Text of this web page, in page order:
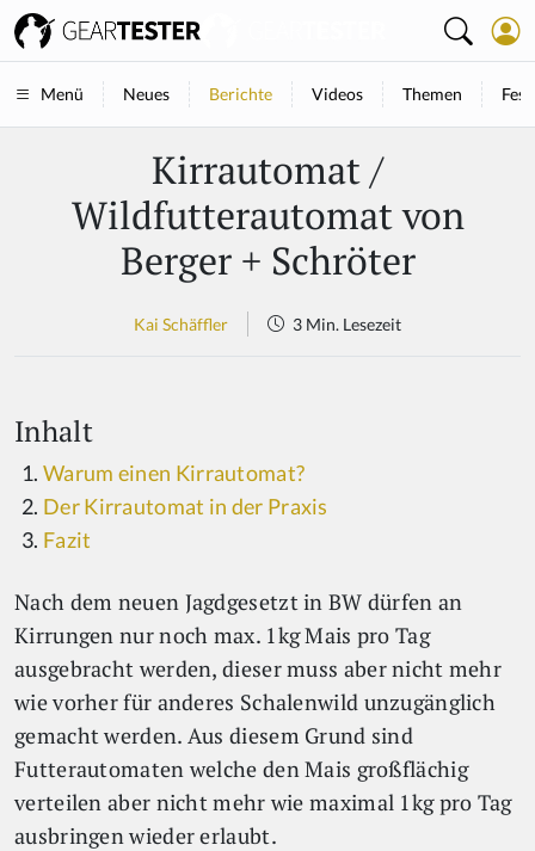
Menü Neues Berichte Videos Themen
Kirrautomat /
Wildfutterautomat von
Berger + Schröter
Kai Schäffler 3 Min. Lesezeit
Inhalt
Warum einen Kirrautomat?
Der Kirrautomat in der Praxis
Fazit
Nach dem neuen Jagdgesetzt in BW dürfen an
Kirrungen nur noch max. 1kg Mais pro Tag
ausgebracht werden, dieser muss aber nicht mehr
wie vorher für anderes Schalenwild unzugänglich
gemacht werden. Aus diesem Grund sind
Futterautomaten welche den Mais großflächig
verteilen aber nicht mehr wie maximal 1kg pro Tag
ausbringen wieder erlaubt.